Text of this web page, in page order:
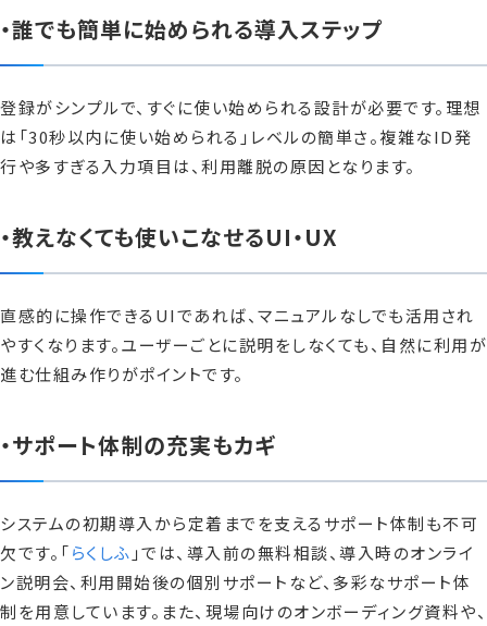
・誰でも簡単に始められる導入ステップ
登録がシンプルで、すぐに使い始められる設計が必要です。理想
は「30秒以内に使い始められる」レベルの簡単さ。複雑なID発
行や多すぎる入力項目は、利用離脱の原因となります。
・教えなくても使いこなせるUI・UX
直感的に操作できるUIであれば、マニュアルなしでも活用され
やすくなります。ユーザーごとに説明をしなくても、自然に利用が
進む仕組み作りがポイントです。
・サポート体制の充実もカギ
システムの初期導入から定着までを支えるサポート体制も不可
欠です。「らくしふ 」では、導入前の無料相談、導入時のオンライ
ン説明会、利用開始後の個別サポートなど、多彩なサポート体
制を用意しています。また、現場向けのオンボーディング資料や、